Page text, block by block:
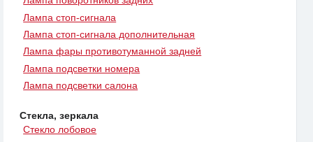
Лампа стоп-сигнала
Лампа стоп-сигнала дополнительная
Лампа фары противотуманной задней
Лампа подсветки номера
Лампа подсветки салона
Стекла, зеркала
Стекло лобовое